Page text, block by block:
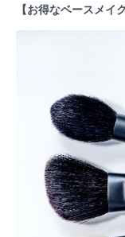
【お得なベースメイ